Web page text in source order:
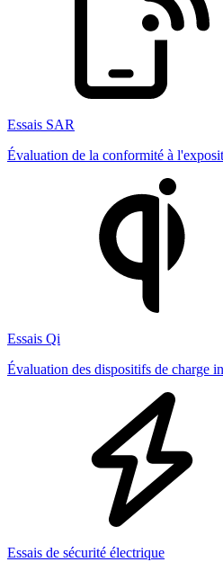
Essais SAR
Évaluation de la conformité à
Essais Qi
Évaluation des dispositifs de charge
Essais de sécurité électrique